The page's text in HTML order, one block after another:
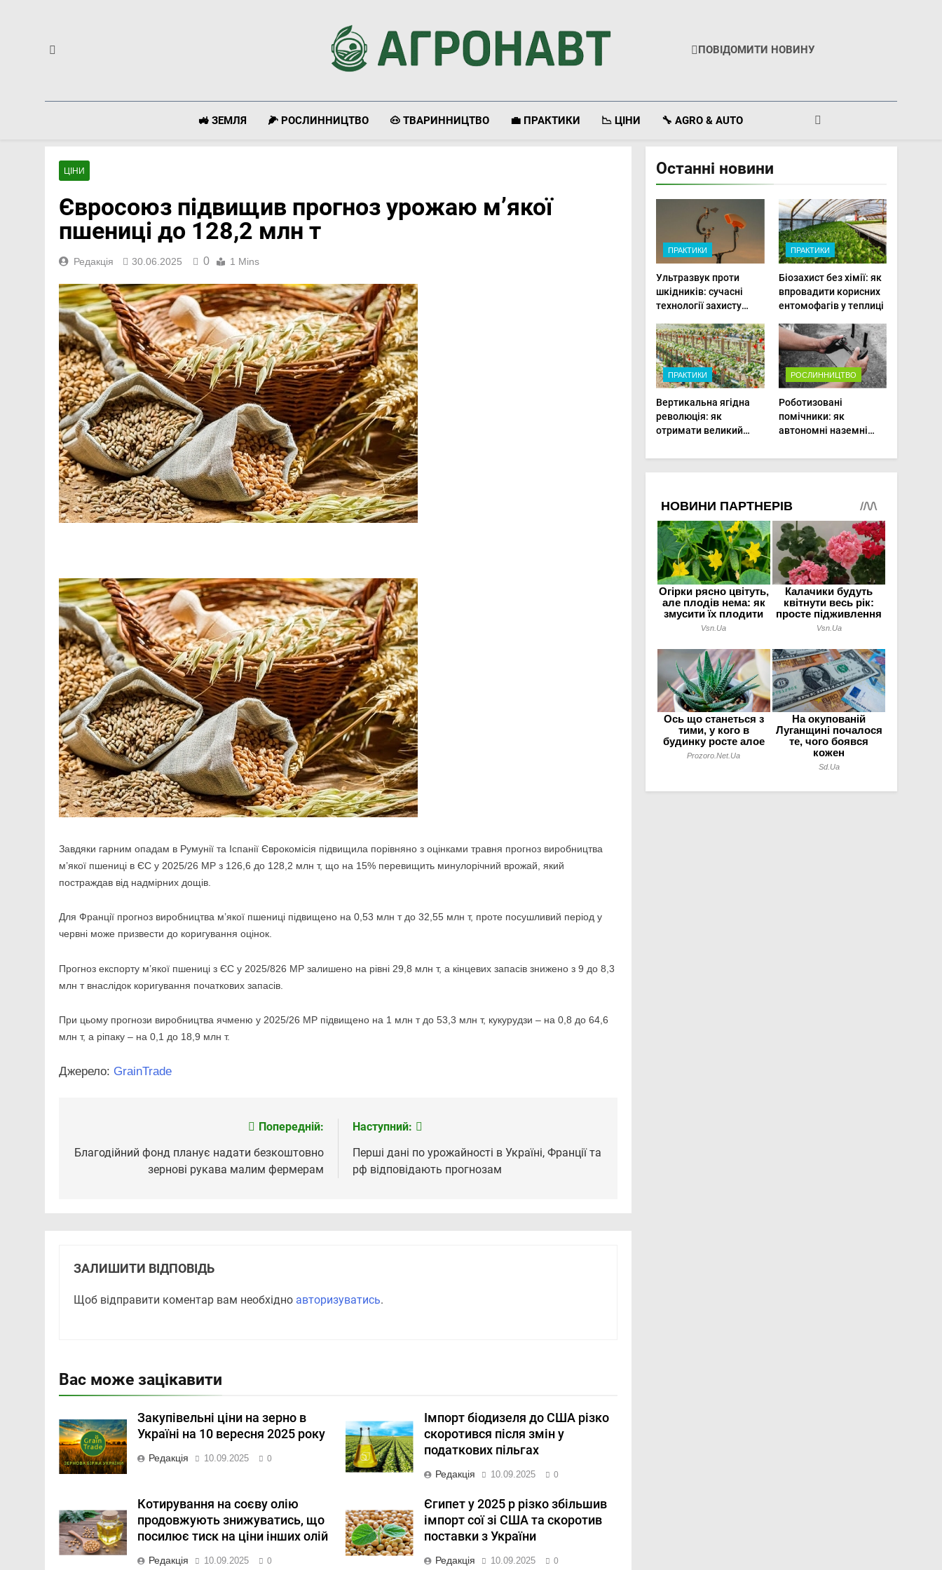
Агронавт
ПОВІДОМИТИ НОВИНУ
🚜 ЗЕМЛЯ 🌽 РОСЛИННИЦТВО 🐽 ТВАРИННИЦТВО 💼 ПРАКТИКИ 📉 ЦІНИ 🔧 AGRO & AUTO
ЦІНИ
Євросоюз підвищив прогноз урожаю м’якої
пшениці до 128,2 млн т
Редакція 30.06.2025 0 1 Mins
Link
Завдяки гарним опадам в Румунії та Іспанії Єврокомісія підвищила порівняно з оцінками травня прогноз виробництва
м’якої пшениці в ЄС у 2025/26 МР з 126,6 до 128,2 млн т, що на 15% перевищить минулорічний врожай, який
постраждав від надмірних дощів.
Для Франції прогноз виробництва м’якої пшениці підвищено на 0,53 млн т до 32,55 млн т, проте посушливий період у
червні може призвести до коригування оцінок.
Прогноз експорту м’якої пшениці з ЄС у 2025/826 МР залишено на рівні 29,8 млн т, а кінцевих запасів знижено з 9 до 8,3
млн т внаслідок коригування початкових запасів.
При цьому прогнози виробництва ячменю у 2025/26 МР підвищено на 1 млн т до 53,3 млн т, кукурудзи – на 0,8 до 64,6
млн т, а ріпаку – на 0,1 до 18,9 млн т.
Джерело: GrainTrade
записів
Попередній:
Благодійний фонд планує надати безкоштовно
зернові рукава малим фермерам
Наступний:
Перші дані по урожайності в Україні, Франції та
рф відповідають прогнозам
ЗАЛИШИТИ ВІДПОВІДЬ
Щоб відправити коментар вам необхідно авторизуватись.
Вас може зацікавити
Закупівельні ціни на зерно в
Україні на 10 вересня 2025 року
Редакція 10.09.2025 0
Імпорт біодизеля до США різко
скоротився після змін у
податкових пільгах
Редакція 10.09.2025 0
Котирування на соєву олію
продовжують знижуватись, що
посилює тиск на ціни інших олій
Редакція 10.09.2025 0
Єгипет у 2025 р різко збільшив
імпорт сої зі США та скоротив
поставки з України
Редакція 10.09.2025 0
Останні новини
ПРАКТИКИ
Ультразвук проти
шкідників: сучасні
технології захисту
господарствах
ПРАКТИКИ
Біозахист без хімії: як
впровадити корисних
ентомофагів у теплиці
ПРАКТИКИ
Вертикальна ягідна
революція: як
отримати великий
мінімальній площі
РОСЛИННИЦТВО
Роботизовані
помічники: як
автономні наземні
догляд за органічними
овочами